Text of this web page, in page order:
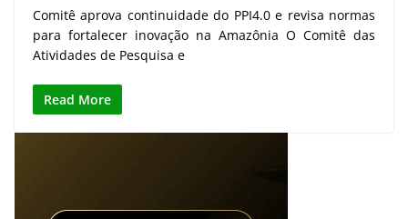
Comitê aprova continuidade do PPI4.0 e revisa normas
para fortalecer inovação na Amazônia O Comitê das
Atividades de Pesquisa e
Read More